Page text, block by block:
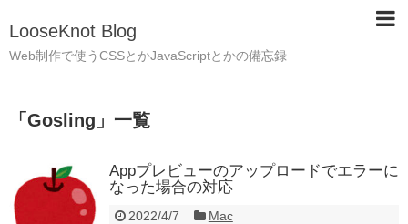
LooseKnot Blog
Web制作で使うCSSとかJavaScriptとかの備忘録
「 Gosling 」 一覧
Appプレビューのアップロードでエラーに
なった場合の対応
2022/4/7 Mac